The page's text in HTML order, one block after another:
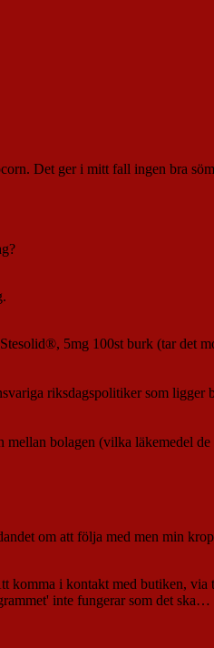
Det ger i mitt fall ingen bra
5mg 100st burk (tar det
riksdagspolitiker som ligger
bolagen (vilka läkemedel
om att följa med men min
i kontakt med butiken,
inte fungerar som det ska…